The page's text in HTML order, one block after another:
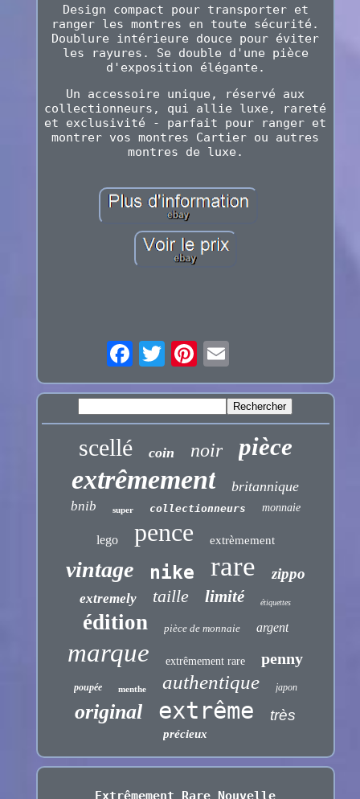
Design compact pour transporter et
ranger les montres en toute sécurité.
Doublure intérieure douce pour éviter
les rayures. Se double d'une pièce
d'exposition élégante.
Un accessoire unique, réservé aux
collectionneurs, qui allie luxe, rareté
et exclusivité - parfait pour ranger et
montrer vos montres Cartier ou autres
montres de luxe.
scellé coin noir pièce
extrêmement britannique
bnib super collectionneurs monnaie
lego pence extrèmement
vintage nike rare zippo
extremely taille limité étiquettes
édition pièce de monnaie argent
marque extrêmement rare penny
poupée menthe authentique japon
original extrême très
précieux
Extrêmement Rare Nouvelle